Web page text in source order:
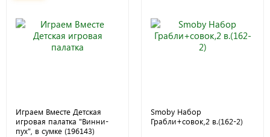
Играем Вместе Детская
игровая палатка "Винни-
пух", в сумке (196143)
Smoby Набор
Грабли+совок,2 в.(162-2)